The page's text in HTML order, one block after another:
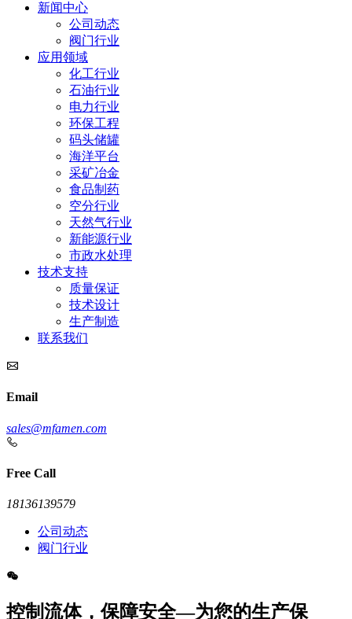
新闻中心
公司动态
阀门行业
应用领域
化工行业
石油行业
电力行业
环保工程
码头储罐
海洋平台
采矿冶金
食品制药
空分行业
天然气行业
新能源行业
市政水处理
技术支持
质量保证
技术设计
生产制造
联系我们
Email
sales@mfamen.com
Free Call
18136139579
公司动态
阀门行业
控制流体，保障安全—为您的生产保